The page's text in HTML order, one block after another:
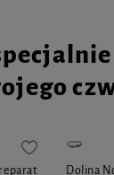
Dolina